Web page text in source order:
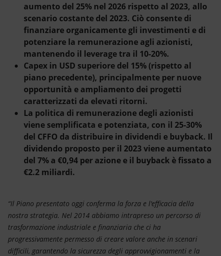
aumento del 25% nel 2026 rispetto al 2023, allo
scenario costante del 2023. Ciò consente di
finanziare organicamente gli investimenti e di
potenziare la remunerazione agli azionisti,
mantenendo il leverage tra il 10-20%.
Capex in USD superiore del 15% (rispetto al
piano precedente), principalmente per nuove
opportunità e ampliamento dei progetti
caratterizzati da elevati ritorni.
La politica di remunerazione degli azionisti
viene semplificata e potenziata, con il 25-30%
del CFFO da distribuire in dividendi e buyback. Il
dividendo proposto per il 2023 viene aumentato
del 7% a €0,94 per azione e il buyback è fissato a
€2.2 miliardi.
“Il Piano presentato oggi conferma la forza e l'efficacia della
nostra strategia. Nel 2014 abbiamo intrapreso un percorso di
trasformazione industriale e finanziaria che ci ha
progressivamente permesso di creare valore anche in scenari
difficili, garantendo la sicurezza degli approvvigionamenti e la